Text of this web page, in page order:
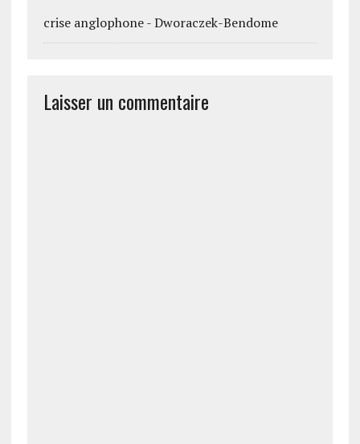
crise anglophone - Dworaczek-Bendome
Laisser un commentaire